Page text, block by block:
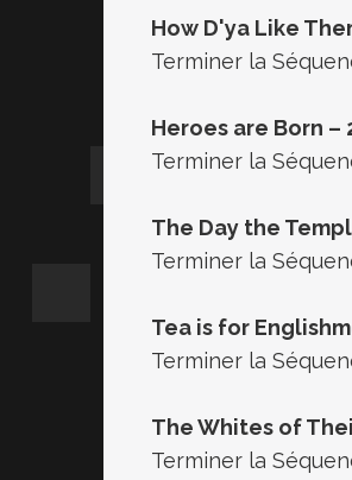
How D'ya Like
Terminer la
Heroes are Born –
Terminer la
The Day the
Terminer la
Tea is for
Terminer la
The Whites of
Terminer la